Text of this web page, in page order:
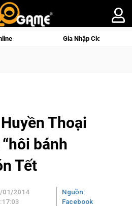
Gia Nhập Closed Beta Norse
Thoại
bánh
Tết
01/2014
Nguồn:
Facebook